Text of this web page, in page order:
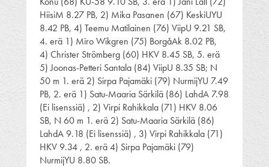
HiisiM 8.27 PB, 2) Mika Pasanen (67) KeskiUYU
8.42 PB, 4) Teemu Matilainen (76) ViipU 9.21 SB,
4. erä 1) Miro Wikgren (75) BorgåAk 8.02 PB,
4) Christer Strömberg (60) HKV 8.45 SB, 5. erä
5) Joonas-Petteri Santala (84) ViipU 8.35 SB; N
50 m 1. erä 2) Sirpa Pajamäki (79) NurmijYU 7.49
PB, 2. erä 1) Satu-Maaria Särkilä (86) LahdA 7.98
(Ei lisenssiä) , 2) Virpi Rahikkala (71) HKV 8.06
SB, N 60 m 1. erä 2) Satu-Maaria Särkilä (86)
LahdA 9.18 (Ei lisenssiä) , 3) Virpi Rahikkala (71)
HKV 9.34 , 2. erä 4) Sirpa Pajamäki (79)
NurmijYU 8.80 SB.